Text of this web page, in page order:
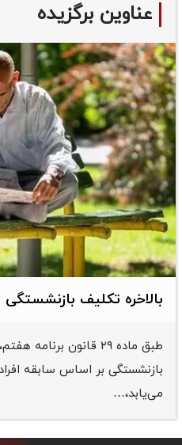
عناوین برگزیده
بالاخره تکلیف
طبق ماده ۲۹ قانون
بازنشستگی بر اساس سابقه
می‌یابد،…